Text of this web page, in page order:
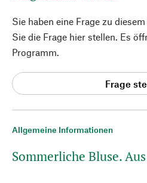
Allgemeine Informationen
Sommerliche Bluse.
Sie haben eine Frage zu
Sie die Frage hier stellen. Es
Programm.
Frage